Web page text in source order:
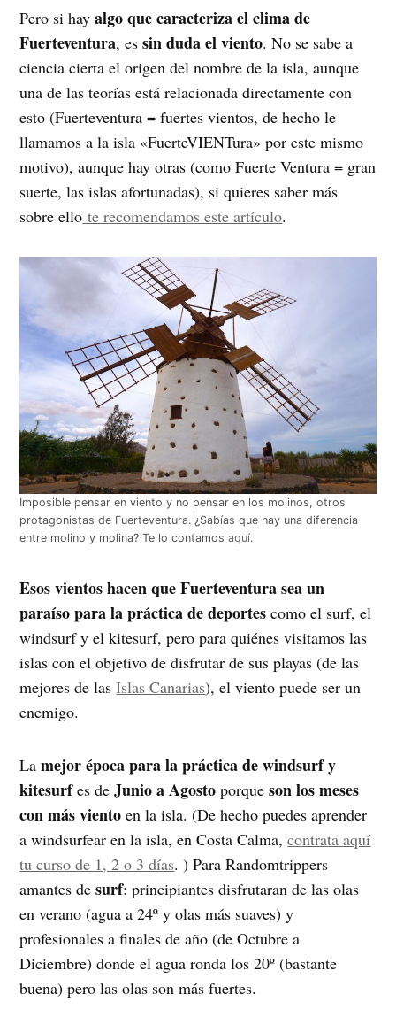
Pero si hayalgo que caracteriza el clima de
Fuerteventura, essin duda el viento. No se sabe a
ciencia cierta el origen del nombre de la isla, aunque
una de las teorías está relacionada directamente con
esto (Fuerteventura = fuertes vientos, de hecho le
llamamos a la isla «FuerteVIENTura» por este mismo
motivo), aunque hay otras (como Fuerte Ventura = gran
suerte, las islas afortunadas), si quieres saber más
sobre ello te recomendamos este artículo.
Imposible pensar en viento y no pensar en los molinos, otros
protagonistas de Fuerteventura. ¿Sabías que hay una diferencia
entre molino y molina? Te lo contamosaquí.
Esos vientos hacen que Fuerteventura sea un
paraíso para la práctica de deportes como el surf, el
windsurf y el kitesurf, pero para quiénes visitamos las
islas con el objetivo de disfrutar de sus playas (de las
mejores de lasIslas Canarias), el viento puede ser un
enemigo.
Lamejor época para la práctica de windsurf y
kitesurfes deJunio a Agosto porqueson los meses
con más viento en la isla. (De hecho puedes aprender
a windsurfear en la isla, en Costa Calma,contrata aquí
tu curso de 1, 2 o 3 días. ) Para Randomtrippers
amantes desurf: principiantes disfrutaran de las olas
en verano (agua a 24º y olas más suaves) y
profesionales a finales de año (de Octubre a
Diciembre) donde el agua ronda los 20º (bastante
buena) pero las olas son más fuertes.